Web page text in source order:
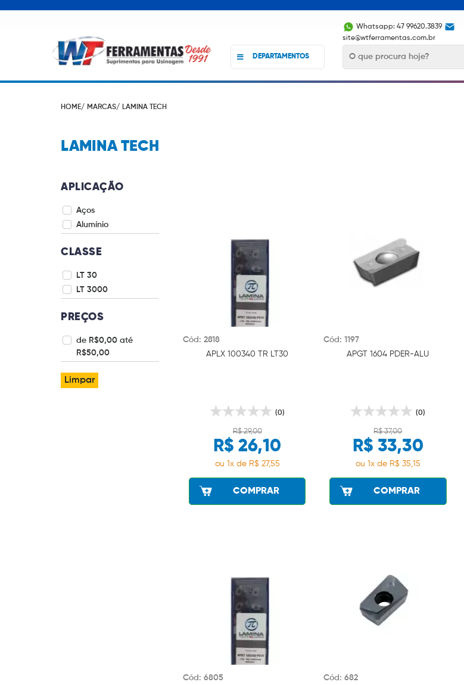
DEPARTAMENTOS
Whatsapp: 47 99620.3839
site@wtferramentas.com.br
HOME/ MARCAS/ LAMINA TECH
LAMINA TECH
APLICAÇÃO
Aços
Alumínio
CLASSE
LT 30
LT 3000
PREÇOS
de R$0,00 até
R$50,00
Limpar
Cód: 2818
APLX 100340 TR LT30
(0)
R$ 29,00
R$ 26,10
ou 1x de R$ 27,55
COMPRAR
Cód: 1197
APGT 1604 PDER-ALU
(0)
R$ 37,00
R$ 33,30
ou 1x de R$ 35,15
COMPRAR
Cód: 6805
Cód: 682